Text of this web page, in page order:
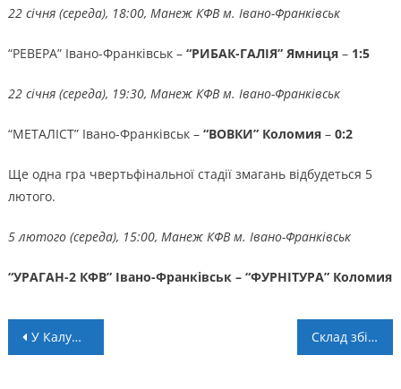
22 січня (середа), 18:00, Манеж КФВ м. Івано-Франківськ
“РЕВЕРА” Івано-Франківськ – “РИБАК-ГАЛІЯ” Ямниця– 1:5
22 січня (середа), 19:30, Манеж КФВ м. Івано-Франківськ
“МЕТАЛІСТ” Івано-Франківськ – “ВОВКИ” Коломия– 0:2
Ще одна гра чвертьфінальної стадії змагань відбудеться 5
лютого.
5 лютого (середа), 15:00, Манеж КФВ м. Івано-Франківськ
“УРАГАН-2 КФВ” Івано-Франківськ – “ФУРНІТУРА” Коломия
Навігація
У Калуші пройдуть обласні відбіркові змагання до чемпіонату України з армреслінгу Склад збірної України на матчі кваліфікації Євро-2026